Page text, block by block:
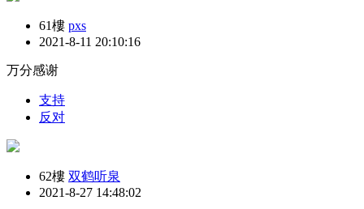
61樓 pxs
2021-8-11 20:10:16
万分感谢
支持
反对
62樓 双鹤听泉
2021-8-27 14:48:02